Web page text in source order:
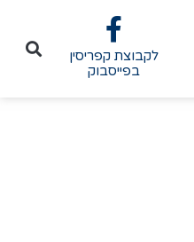
לקבוצת קפריסין
בפייסבוק